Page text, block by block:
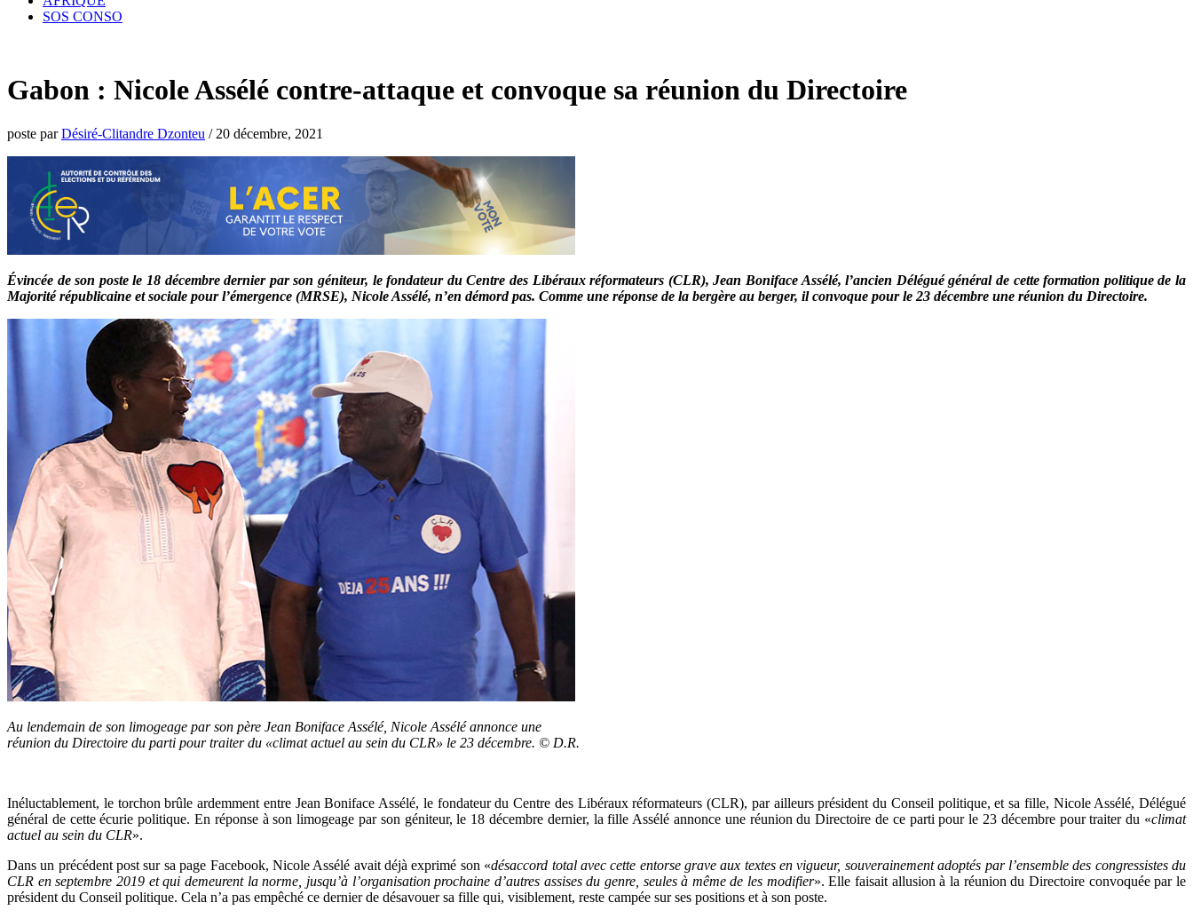
SOS CONSO
Gabon : Nicole Assélé contre-attaque et convoque sa réunion du Directoire
poste parDésiré-Clitandre Dzonteu / 20 décembre, 2021
Évincée de son poste le 18 décembre dernier par son géniteur, le fondateur du Centre des Libéraux réformateurs (CLR), Jean Boniface Assélé, l’ancien Délégué général de cette formation politique de la
Majorité républicaine et sociale pour l’émergence (MRSE), Nicole Assélé, n’en démord pas. Comme une réponse de la bergère au berger, il convoque pour le 23 décembre une réunion du Directoire.
Au lendemain de son limogeage par son père Jean Boniface Assélé, Nicole Assélé annonce une
réunion du Directoire du parti pour traiter du «climat actuel au sein du CLR» le 23 décembre. © D.R.
Inéluctablement, le torchon brûle ardemment entre Jean Boniface Assélé, le fondateur du Centre des Libéraux réformateurs (CLR), par ailleurs président du Conseil politique, et sa fille, Nicole Assélé, Délégué
général de cette écurie politique. En réponse à son limogeage par son géniteur, le 18 décembre dernier, la fille Assélé annonce une réunion du Directoire de ce parti pour le 23 décembre pour traiter du «climat
actuel au sein du CLR».
Dans un précédent post sur sa page Facebook, Nicole Assélé avait déjà exprimé son «désaccord total avec cette entorse grave aux textes en vigueur, souverainement adoptés par l’ensemble des congressistes du
CLR en septembre 2019 et qui demeurent la norme, jusqu’à l’organisation prochaine d’autres assises du genre, seules à même de les modifier». Elle faisait allusion à la réunion du Directoire convoquée par le
président du Conseil politique. Cela n’a pas empêché ce dernier de désavouer sa fille qui, visiblement, reste campée sur ses positions et à son poste.